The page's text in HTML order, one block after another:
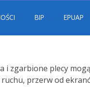
BIP EPUAP
i zgarbione plecy
przerw od